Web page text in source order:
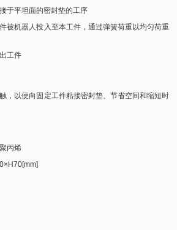
于平坦面的密封垫的工序
被机器人投入至本工件，通过弹簧荷重以均匀荷重
工件
，以便向固定工件粘接密封垫、节省空间和缩短时
丙烯